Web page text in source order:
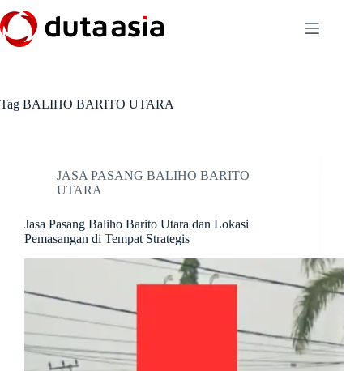
to
content
Tag BALIHO BARITO UTARA
JASA PASANG BALIHO BARITO
UTARA
Jasa Pasang Baliho Barito Utara dan Lokasi
Pemasangan di Tempat Strategis